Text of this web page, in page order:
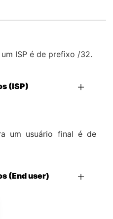
ISP é de prefixo /32.
(ISP)
um usuário final é de
(End user)